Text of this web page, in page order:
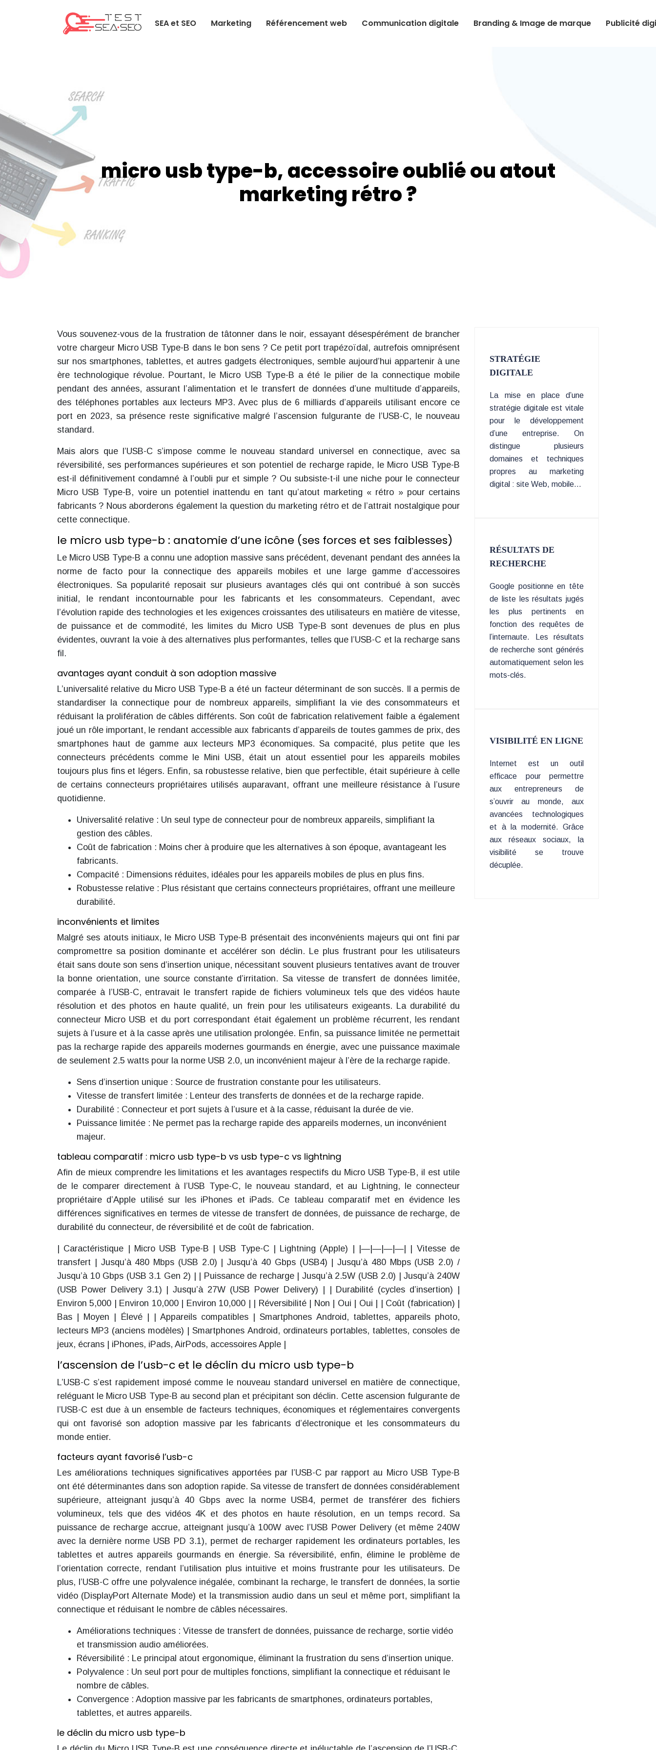
SEA et SEO Marketing Référencement web Communication digitale Branding & Image de marque Publicité
micro usb type-b, accessoire oublié ou atout
marketing rétro ?
Vous souvenez-vous de la frustration de tâtonner dans le noir, essayant désespérément de brancher
votre chargeur Micro USB Type-B dans le bon sens ? Ce petit port trapézoïdal, autrefois omniprésent
sur nos smartphones, tablettes, et autres gadgets électroniques, semble aujourd’hui appartenir à une
ère technologique révolue. Pourtant, le Micro USB Type-B a été le pilier de la connectique mobile
pendant des années, assurant l’alimentation et le transfert de données d’une multitude d’appareils,
des téléphones portables aux lecteurs MP3. Avec plus de 6 milliards d’appareils utilisant encore ce
port en 2023, sa présence reste significative malgré l’ascension fulgurante de l’USB-C, le nouveau
standard.
Mais alors que l’USB-C s’impose comme le nouveau standard universel en connectique, avec sa
réversibilité, ses performances supérieures et son potentiel de recharge rapide, le Micro USB Type-B
est-il définitivement condamné à l’oubli pur et simple ? Ou subsiste-t-il une niche pour le connecteur
Micro USB Type-B, voire un potentiel inattendu en tant qu’atout marketing « rétro » pour certains
fabricants ? Nous aborderons également la question du marketing rétro et de l’attrait nostalgique pour
cette connectique.
le micro usb type-b : anatomie d’une icône (ses forces et ses faiblesses)
Le Micro USB Type-B a connu une adoption massive sans précédent, devenant pendant des années la
norme de facto pour la connectique des appareils mobiles et une large gamme d’accessoires
électroniques. Sa popularité reposait sur plusieurs avantages clés qui ont contribué à son succès
initial, le rendant incontournable pour les fabricants et les consommateurs. Cependant, avec
l’évolution rapide des technologies et les exigences croissantes des utilisateurs en matière de vitesse,
de puissance et de commodité, les limites du Micro USB Type-B sont devenues de plus en plus
évidentes, ouvrant la voie à des alternatives plus performantes, telles que l’USB-C et la recharge sans
fil.
avantages ayant conduit à son adoption massive
L’universalité relative du Micro USB Type-B a été un facteur déterminant de son succès. Il a permis de
standardiser la connectique pour de nombreux appareils, simplifiant la vie des consommateurs et
réduisant la prolifération de câbles différents. Son coût de fabrication relativement faible a également
joué un rôle important, le rendant accessible aux fabricants d’appareils de toutes gammes de prix, des
smartphones haut de gamme aux lecteurs MP3 économiques. Sa compacité, plus petite que les
connecteurs précédents comme le Mini USB, était un atout essentiel pour les appareils mobiles
toujours plus fins et légers. Enfin, sa robustesse relative, bien que perfectible, était supérieure à celle
de certains connecteurs propriétaires utilisés auparavant, offrant une meilleure résistance à l’usure
quotidienne.
Universalité relative : Un seul type de connecteur pour de nombreux appareils, simplifiant la
gestion des câbles.
Coût de fabrication : Moins cher à produire que les alternatives à son époque, avantageant les
fabricants.
Compacité : Dimensions réduites, idéales pour les appareils mobiles de plus en plus fins.
Robustesse relative : Plus résistant que certains connecteurs propriétaires, offrant une meilleure
durabilité.
inconvénients et limites
Malgré ses atouts initiaux, le Micro USB Type-B présentait des inconvénients majeurs qui ont fini par
compromettre sa position dominante et accélérer son déclin. Le plus frustrant pour les utilisateurs
était sans doute son sens d’insertion unique, nécessitant souvent plusieurs tentatives avant de trouver
la bonne orientation, une source constante d’irritation. Sa vitesse de transfert de données limitée,
comparée à l’USB-C, entravait le transfert rapide de fichiers volumineux tels que des vidéos haute
résolution et des photos en haute qualité, un frein pour les utilisateurs exigeants. La durabilité du
connecteur Micro USB et du port correspondant était également un problème récurrent, les rendant
sujets à l’usure et à la casse après une utilisation prolongée. Enfin, sa puissance limitée ne permettait
pas la recharge rapide des appareils modernes gourmands en énergie, avec une puissance maximale
de seulement 2.5 watts pour la norme USB 2.0, un inconvénient majeur à l’ère de la recharge rapide.
Sens d’insertion unique : Source de frustration constante pour les utilisateurs.
Vitesse de transfert limitée : Lenteur des transferts de données et de la recharge rapide.
Durabilité : Connecteur et port sujets à l’usure et à la casse, réduisant la durée de vie.
Puissance limitée : Ne permet pas la recharge rapide des appareils modernes, un inconvénient
majeur.
tableau comparatif : micro usb type-b vs usb type-c vs lightning
Afin de mieux comprendre les limitations et les avantages respectifs du Micro USB Type-B, il est utile
de le comparer directement à l’USB Type-C, le nouveau standard, et au Lightning, le connecteur
propriétaire d’Apple utilisé sur les iPhones et iPads. Ce tableau comparatif met en évidence les
différences significatives en termes de vitesse de transfert de données, de puissance de recharge, de
durabilité du connecteur, de réversibilité et de coût de fabrication.
| Caractéristique | Micro USB Type-B | USB Type-C | Lightning (Apple) | |—|—|—|—| | Vitesse de
transfert | Jusqu’à 480 Mbps (USB 2.0) | Jusqu’à 40 Gbps (USB4) | Jusqu’à 480 Mbps (USB 2.0) /
Jusqu’à 10 Gbps (USB 3.1 Gen 2) | | Puissance de recharge | Jusqu’à 2.5W (USB 2.0) | Jusqu’à 240W
(USB Power Delivery 3.1) | Jusqu’à 27W (USB Power Delivery) | | Durabilité (cycles d’insertion) |
Environ 5,000 | Environ 10,000 | Environ 10,000 | | Réversibilité | Non | Oui | Oui | | Coût (fabrication) |
Bas | Moyen | Élevé | | Appareils compatibles | Smartphones Android, tablettes, appareils photo,
lecteurs MP3 (anciens modèles) | Smartphones Android, ordinateurs portables, tablettes, consoles de
jeux, écrans | iPhones, iPads, AirPods, accessoires Apple |
l’ascension de l’usb-c et le déclin du micro usb type-b
L’USB-C s’est rapidement imposé comme le nouveau standard universel en matière de connectique,
reléguant le Micro USB Type-B au second plan et précipitant son déclin. Cette ascension fulgurante de
l’USB-C est due à un ensemble de facteurs techniques, économiques et réglementaires convergents
qui ont favorisé son adoption massive par les fabricants d’électronique et les consommateurs du
monde entier.
facteurs ayant favorisé l’usb-c
Les améliorations techniques significatives apportées par l’USB-C par rapport au Micro USB Type-B
ont été déterminantes dans son adoption rapide. Sa vitesse de transfert de données considérablement
supérieure, atteignant jusqu’à 40 Gbps avec la norme USB4, permet de transférer des fichiers
volumineux, tels que des vidéos 4K et des photos en haute résolution, en un temps record. Sa
puissance de recharge accrue, atteignant jusqu’à 100W avec l’USB Power Delivery (et même 240W
avec la dernière norme USB PD 3.1), permet de recharger rapidement les ordinateurs portables, les
tablettes et autres appareils gourmands en énergie. Sa réversibilité, enfin, élimine le problème de
l’orientation correcte, rendant l’utilisation plus intuitive et moins frustrante pour les utilisateurs. De
plus, l’USB-C offre une polyvalence inégalée, combinant la recharge, le transfert de données, la sortie
vidéo (DisplayPort Alternate Mode) et la transmission audio dans un seul et même port, simplifiant la
connectique et réduisant le nombre de câbles nécessaires.
Améliorations techniques : Vitesse de transfert de données, puissance de recharge, sortie vidéo
et transmission audio améliorées.
Réversibilité : Le principal atout ergonomique, éliminant la frustration du sens d’insertion unique.
Polyvalence : Un seul port pour de multiples fonctions, simplifiant la connectique et réduisant le
nombre de câbles.
Convergence : Adoption massive par les fabricants de smartphones, ordinateurs portables,
tablettes, et autres appareils.
le déclin du micro usb type-b
STRATÉGIE
DIGITALE
La mise en place d’une
stratégie digitale est vitale
pour le développement
d’une entreprise. On
distingue plusieurs
domaines et techniques
propres au marketing
digital : site Web, mobile…
RÉSULTATS DE
RECHERCHE
Google positionne en tête
de liste les résultats jugés
les plus pertinents en
fonction des requêtes de
l’internaute. Les résultats
de recherche sont générés
automatiquement selon les
mots-clés.
VISIBILITÉ EN LIGNE
Internet est un outil
efficace pour permettre
aux entrepreneurs de
s’ouvrir au monde, aux
avancées technologiques
et à la modernité. Grâce
aux réseaux sociaux, la
visibilité se trouve
décuplée.